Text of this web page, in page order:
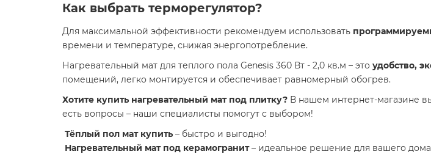
Как выбрать терморегулятор?
Для максимальной эффективности рекомендуем использовать
времени и температуре, снижая энергопотребление.
Нагревательный мат для теплого пола Genesis 360 Вт - 2,0 кв.м – это удобство,
помещений, легко монтируется и обеспечивает равномерный обогрев.
Хотите купить нагревательный мат под плитку? В нашем интернет-магазине
есть вопросы – наши специалисты помогут с выбором!
Тёплый пол мат купить – быстро и выгодно!
Нагревательный мат под керамогранит– идеальное решение для вашего